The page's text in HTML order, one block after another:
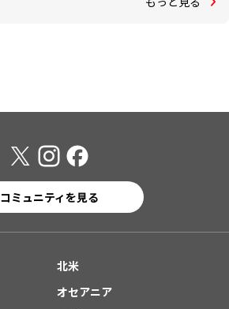
コミュニティを見る
北米
オセアニア